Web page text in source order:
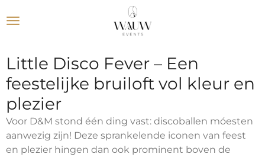
direct
de
hoofdinhoud
Little Disco Fever – Een
feestelijke bruiloft vol kleur en
plezier
Voor D&M stond één ding vast: discoballen móesten
aanwezig zijn! Deze sprankelende iconen van feest
en plezier hingen dan ook prominent boven de